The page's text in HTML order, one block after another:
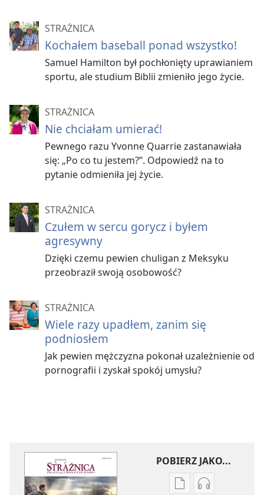
STRAŻNICA
Kochałem baseball ponad wszystko!
Samuel Hamilton był pochłonięty uprawianiem
sportu, ale studium Biblii zmieniło jego życie.
STRAŻNICA
Nie chciałam umierać!
Pewnego razu Yvonne Quarrie zastanawiała
się: „Po co tu jestem?”. Odpowiedź na to
pytanie odmieniła jej życie.
STRAŻNICA
Czułem w sercu gorycz i byłem
agresywny
Dzięki czemu pewien chuligan z Meksyku
przeobraził swoją osobowość?
STRAŻNICA
Wiele razy upadłem, zanim się
podniosłem
Jak pewien mężczyzna pokonał uzależnienie od
pornografii i zyskał spokój umysłu?
POBIERZ JAKO...
UstawieniaUstawienia